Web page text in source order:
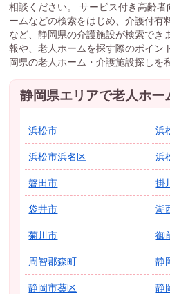
相談ください。 サービス付き高齢
ームなどの検索をはじめ、介護付有
など、静岡県の介護施設が検索でき
報や、老人ホームを探す際のポイン
岡県の老人ホーム・介護施設探しを
静岡県エリアで老人ホー
浜松市 浜
浜松市浜名区 浜
磐田市 掛
袋井市 湖
菊川市 御
周智郡森町 静
静岡市葵区 静